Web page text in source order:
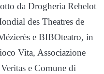
da Drogheria Rebelot
des Theatres de
e BIBOteatro, in
Vita, Associazione
e Comune di